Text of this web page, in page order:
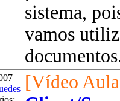
sistema,
vamos
[Vídeo